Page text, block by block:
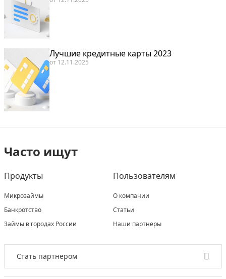
Лучшие кредитные карты 2023
от 12.11.2025
Часто ищут
Продукты
Микрозаймы
Банкротство
Займы в городах России
Пользователям
О компании
Статьи
Наши партнеры
Стать партнером